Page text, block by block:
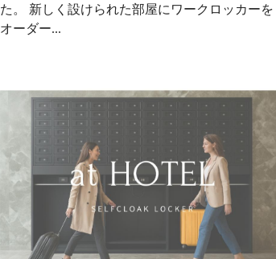
た。 新しく設けられた部屋にワークロッカーを
オーダー...